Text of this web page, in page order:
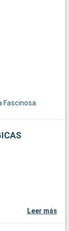
imprescindible
Fascinosa
Leer más